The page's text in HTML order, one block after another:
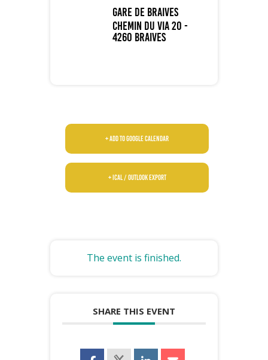
Gare de Braives
Chemin du Via 20 -
4260 Braives
+ Add to Google Calendar
+ iCal / Outlook export
The event is finished.
SHARE THIS EVENT